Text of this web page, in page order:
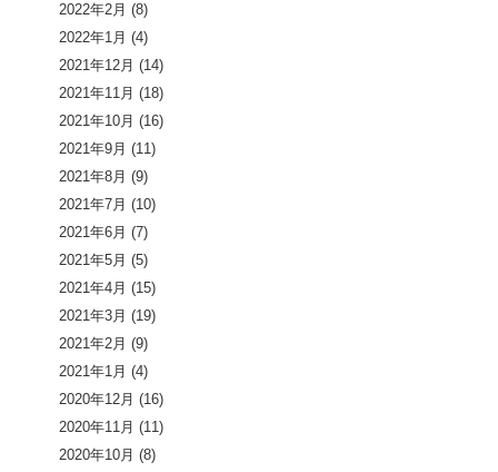
2022年2月 (8)
2022年1月 (4)
2021年12月 (14)
2021年11月 (18)
2021年10月 (16)
2021年9月 (11)
2021年8月 (9)
2021年7月 (10)
2021年6月 (7)
2021年5月 (5)
2021年4月 (15)
2021年3月 (19)
2021年2月 (9)
2021年1月 (4)
2020年12月 (16)
2020年11月 (11)
2020年10月 (8)